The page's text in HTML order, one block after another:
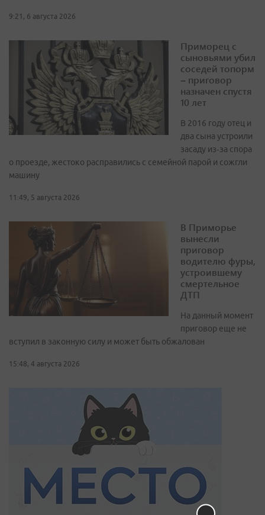
9:21, 6 августа 2026
Приморец с
сыновьями убил
соседей топорм
– приговор
назначен спустя
10 лет
В 2016 году отец и
два сына устроили
засаду из‑за спора
о проезде, жестоко расправились с семейной парой и сожгли
машину
11:49, 5 августа 2026
В Приморье
вынесли
приговор
водителю фуры,
устроившему
смертельное
ДТП
На данный момент
приговор еще не
вступил в законную силу и может быть обжалован
15:48, 4 августа 2026